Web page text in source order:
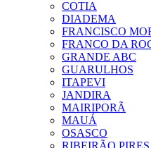
COTIA
DIADEMA
FRANCISCO
FRANCO DA
GRANDE ABC
GUARULHOS
ITAPEVI
JANDIRA
MAIRIPORÃ
MAUÁ
OSASCO